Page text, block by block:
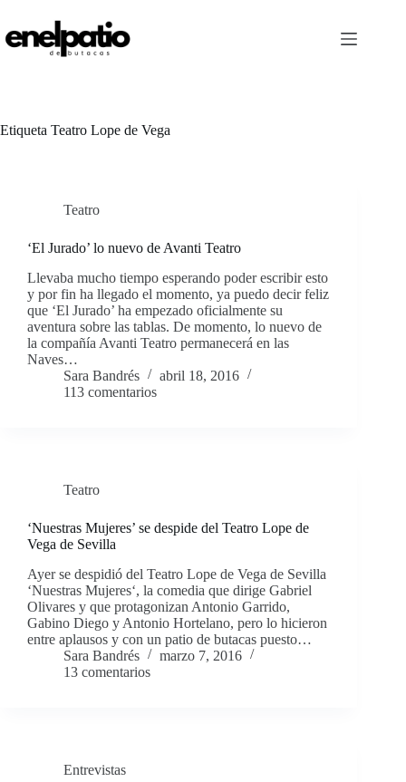
contenido
Etiqueta Teatro Lope de Vega
Teatro
‘El Jurado’ lo nuevo de Avanti Teatro
Llevaba mucho tiempo esperando poder escribir esto
y por fin ha llegado el momento, ya puedo decir feliz
que ‘El Jurado’ ha empezado oficialmente su
aventura sobre las tablas. De momento, lo nuevo de
la compañía Avanti Teatro permanecerá en las
Naves…
Sara Bandrés
abril 18, 2016
113 comentarios
Teatro
‘Nuestras Mujeres’ se despide del Teatro Lope de
Vega de Sevilla
Ayer se despidió del Teatro Lope de Vega de Sevilla
‘Nuestras Mujeres‘, la comedia que dirige Gabriel
Olivares y que protagonizan Antonio Garrido,
Gabino Diego y Antonio Hortelano, pero lo hicieron
entre aplausos y con un patio de butacas puesto…
Sara Bandrés
marzo 7, 2016
13 comentarios
Entrevistas